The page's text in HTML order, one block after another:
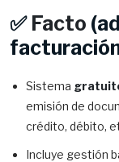
✅ Facto
Sistema
emisión de
crédito, débito,
Incluye gestión